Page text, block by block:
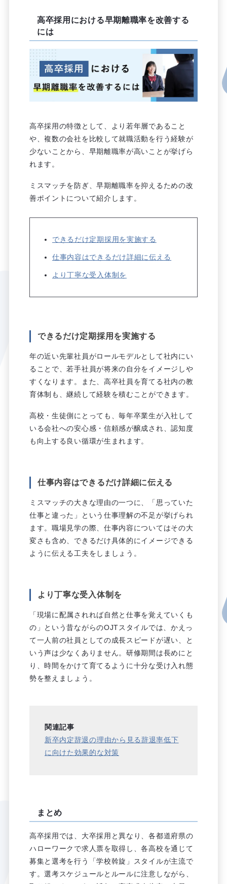
高卒採用における早期離職率を改善する
には
高卒採用の特徴として、より若年層であること
や、複数の会社を比較して就職活動を行う経験が
少ないことから、早期離職率が高いことが挙げら
れます。
ミスマッチを防ぎ、早期離職率を抑えるための改
善ポイントについて紹介します。
できるだけ定期採用を実施する
仕事内容はできるだけ詳細に伝える
より丁寧な受入体制を
できるだけ定期採用を実施する
年の近い先輩社員がロールモデルとして社内にい
ることで、若手社員が将来の自分をイメージしや
すくなります。また、高卒社員を育てる社内の教
育体制も、継続して経験を積むことができます。
高校・生徒側にとっても、毎年卒業生が入社して
いる会社への安心感・信頼感が醸成され、認知度
も向上する良い循環が生まれます。
仕事内容はできるだけ詳細に伝える
ミスマッチの大きな理由の一つに、「思っていた
仕事と違った」という仕事理解の不足が挙げられ
ます。職場見学の際、仕事内容についてはその大
変さも含め、できるだけ具体的にイメージできる
ように伝える工夫をしましょう。
より丁寧な受入体制を
「現場に配属されれば自然と仕事を覚えていくも
の」という昔ながらのOJTスタイルでは、かえっ
て一人前の社員としての成長スピードが遅い、と
いう声は少なくありません。研修期間は長めにと
り、時間をかけて育てるように十分な受け入れ態
勢を整えましょう。
関連記事
新卒内定辞退の理由から見る辞退率低下
に向けた効果的な対策
まとめ
高卒採用では、大卒採用と異なり、各都道府県の
ハローワークで求人票を取得し、各高校を通じて
募集と選考を行う「学校斡旋」スタイルが主流で
す。選考スケジュールとルールに注意しながら、